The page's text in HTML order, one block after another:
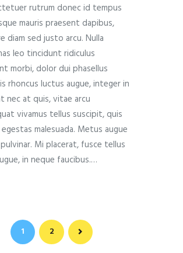
rutrum donec id tempus
mauris praesent dapibus,
diam sed justo arcu. Nulla
leo tincidunt ridiculus
morbi, dolor dui phasellus
rhoncus luctus augue, integer in
nec at quis, vitae arcu
vivamus tellus suscipit, quis
malesuada. Metus augue
Mi placerat, fusce tellus
in neque faucibus.…
PAGE
1 PAGE
2
>